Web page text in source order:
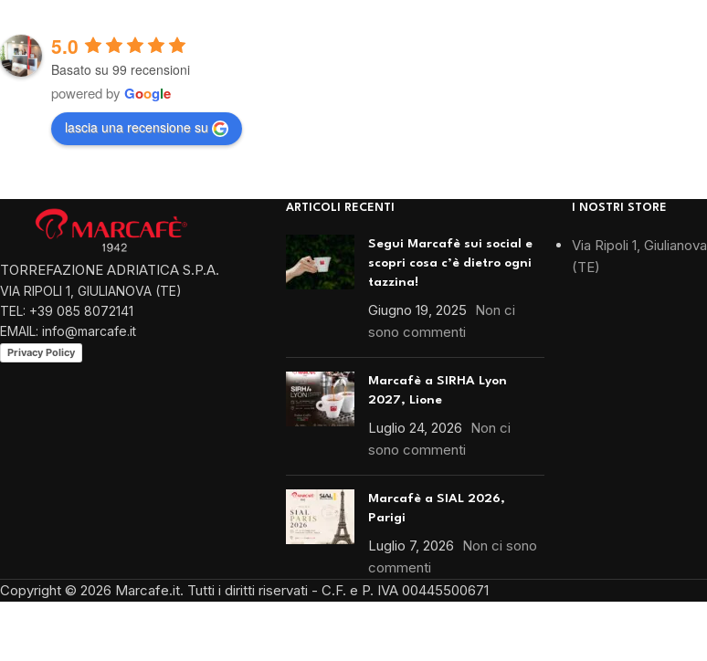
5.0
Basato su 99 recensioni
powered by Google
lascia una recensione su
TORREFAZIONE ADRIATICA S.P.A.
VIA RIPOLI 1, GIULIANOVA (TE)
TEL: +39 085 8072141
EMAIL: info@marcafe.it
Privacy Policy
ARTICOLI RECENTI
Segui Marcafè sui social e
scopri cosa c’è dietro ogni
tazzina!
Giugno 19, 2025 Non ci
sono commenti
Marcafè a SIRHA Lyon
2027, Lione
Luglio 24, 2026 Non ci
sono commenti
Marcafè a SIAL 2026,
Parigi
Luglio 7, 2026 Non ci sono
commenti
I NOSTRI STORE
Via Ripoli 1, Giulianova
(TE)
Copyright © 2026 Marcafe.it. Tutti i diritti riservati - C.F. e P. IVA 00445500671